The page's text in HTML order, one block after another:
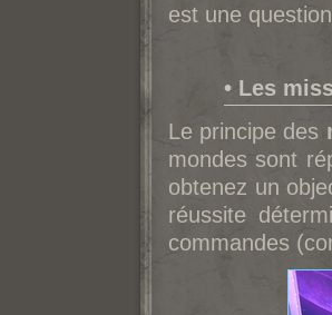
est une
• Les
Le principe des
mondes sont
obtenez un
réussite
commandes